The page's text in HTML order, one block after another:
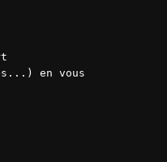
en vous